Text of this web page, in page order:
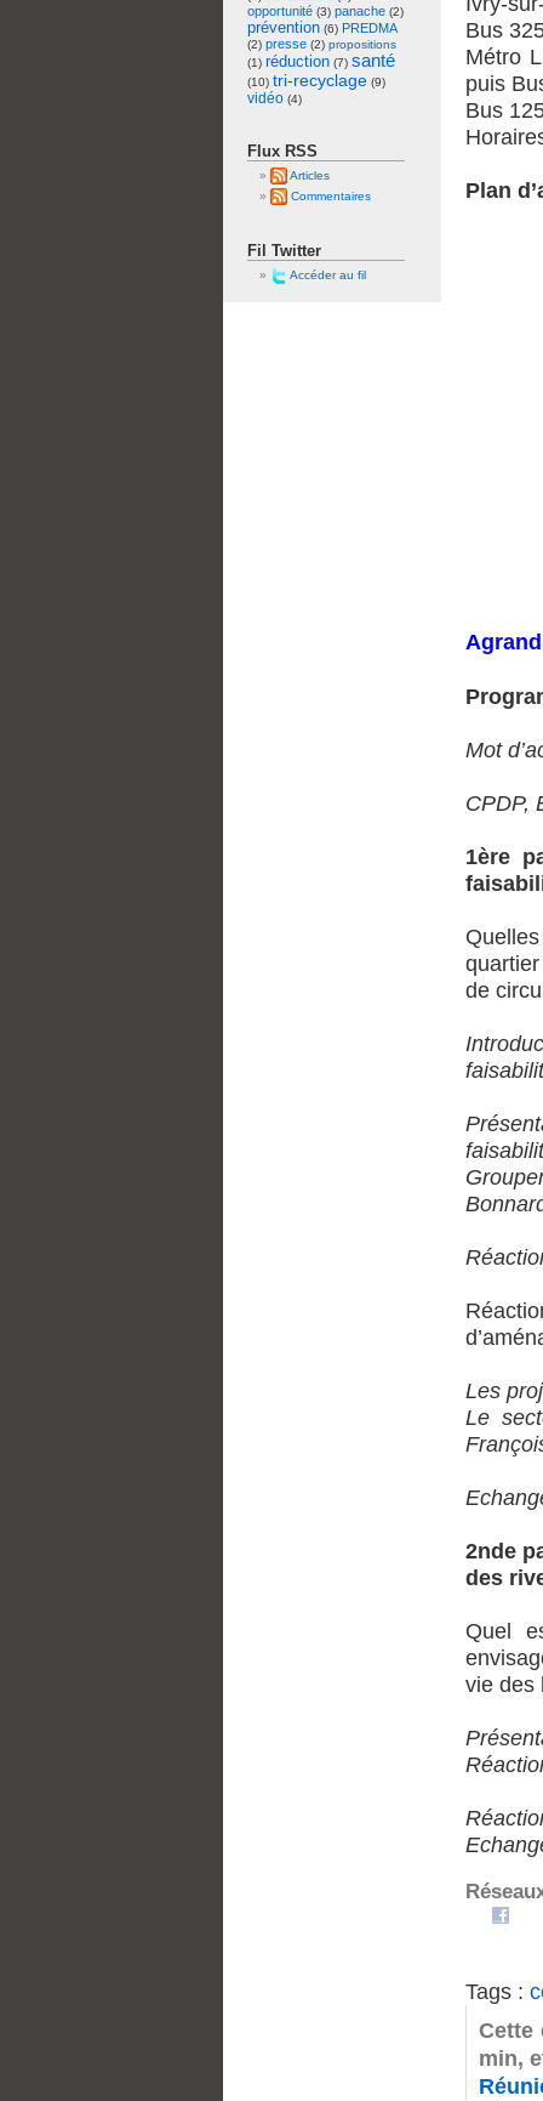
opportunité (3) panache (2)
prévention (6) PREDMA
(2) presse (2) propositions
(1) réduction (7) santé
(10) tri-recyclage (9)
vidéo (4)
Flux RSS
Articles
Commentaires
Fil Twitter
Accéder au fil
Bus
Métro
puis
Bus
Plan
Mot
CPDP,
1ère
de
Les
Le
2nde
des
Quel
vie des
Tags :
Cette
min,